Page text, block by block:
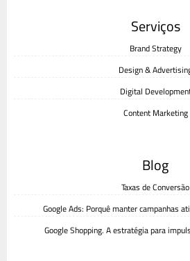
Serviços
Brand Strategy
Design &
Digital
Content Marketing
Blog
Taxas de Conversão
Google Ads: Porquê manter campanhas
Google Shopping. A estratégia para